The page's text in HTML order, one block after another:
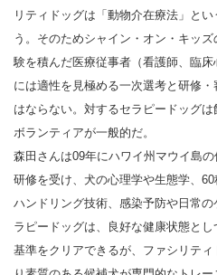
リティドッグは「動物介在療法」と
う。そのためシャイン・オン・キッ
験を積んだ医療従事者（看護師、臨
には適性を見極める一次選考と研修
はならない。対するセラピードッグ
ボランティアが一般的だ。
森田さんは09年にハワイ州マウイ島
研修を受け、犬の心理学や生態学、
ハンドリング技術、感染予防や日常
ラピードッグは、良好な健康状態と
基準をクリアできるが、ファシリテ